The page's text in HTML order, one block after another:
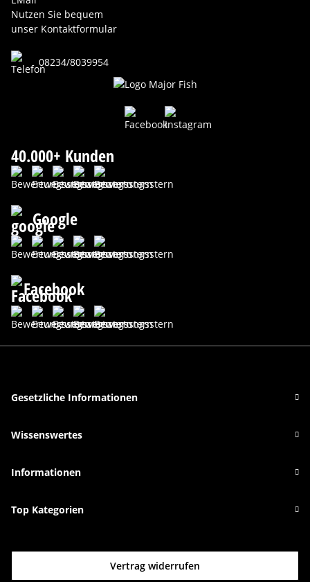
Nutzen Sie bequem
unser Kontaktformular
08234/8039954
40.000+ Kunden
Google
Facebook
Gesetzliche Informationen
Wissenswertes
Informationen
Top Kategorien
Vertrag widerrufen